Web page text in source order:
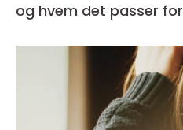
og hvem det passer for